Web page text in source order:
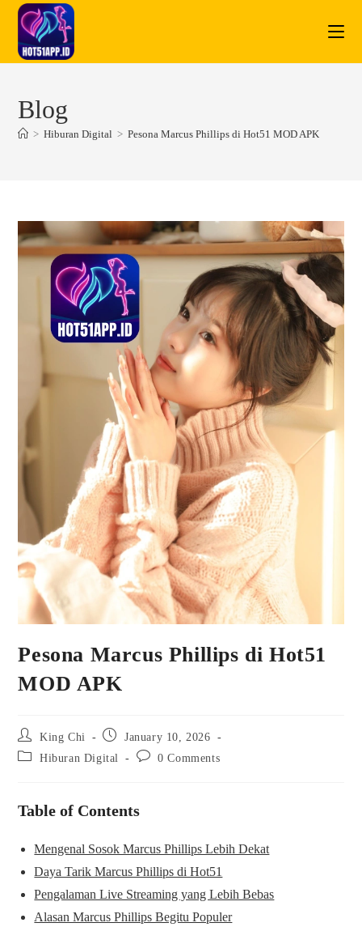
Skip
content
Blog
> Hiburan Digital > Pesona Marcus Phillips di Hot51 MOD APK
Pesona Marcus Phillips di Hot51
MOD APK
Post
author:
King Chi
Post
published:
January 10, 2026
Post Hiburan Digital
Post 0 Comments
Table of Contents
Mengenal Sosok Marcus Phillips Lebih Dekat
Daya Tarik Marcus Phillips di Hot51
Pengalaman Live Streaming yang Lebih Bebas
Alasan Marcus Phillips Begitu Populer